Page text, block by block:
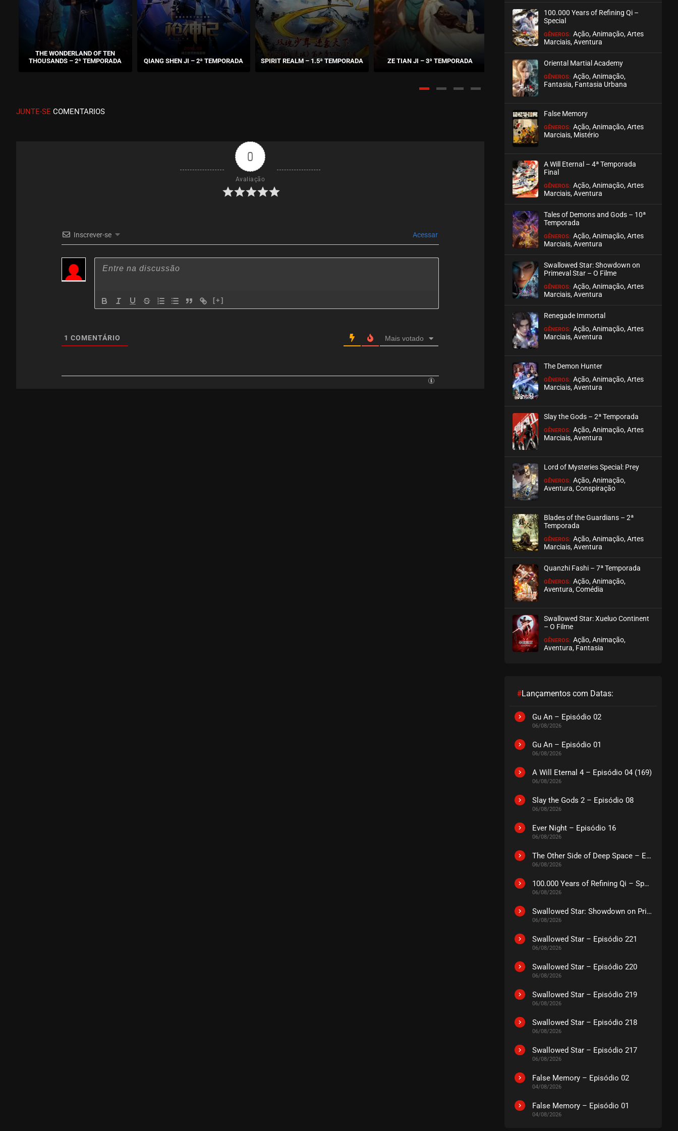
ASSISTIDO
ASSISTIDO
EPISÓDIO 54
ASSISTIDO
ASSISTIDO
ASSISTIDO
EPISÓDIO 51
ASSISTIDO
EPISÓDIO 50
EPISÓDIO 49
EPISÓDIO 44
ASSISTIDO
EPISÓDIO 39
ASSISTIDO
EPISÓDIO 38
EPISÓDIO 37
maio 09, 2024
maio 01, 2024
EPISÓDIO 33
THE WONDERLAND OF TEN
THOUSANDS – 2ª TEMPORADA
QIANG SHEN JI – 2ª TEMPORADA SPIRIT REALM – 1.5ª TEMPORADA ZE TIAN JI – 3ª TEMPORADA YANG YAO THE SPIRIT CATCHER
JUNTE-SE COMENTARIOS
0
Avaliação
Inscrever-se Acessar
[+]
1 COMENTÁRIO Mais votado
100.000 Years of Refining Qi –
Special
GÊNEROS: Ação, Animação, Artes
Marciais, Aventura
Oriental Martial Academy
GÊNEROS: Ação, Animação,
Fantasia, Fantasia Urbana
False Memory
GÊNEROS: Ação, Animação, Artes
Marciais, Mistério
A Will Eternal – 4ª Temporada
Final
GÊNEROS: Ação, Animação, Artes
Marciais, Aventura
Tales of Demons and Gods – 10ª
Temporada
GÊNEROS: Ação, Animação, Artes
Marciais, Aventura
Swallowed Star: Showdown on
Primeval Star – O Filme
GÊNEROS: Ação, Animação, Artes
Marciais, Aventura
Renegade Immortal
GÊNEROS: Ação, Animação, Artes
Marciais, Aventura
The Demon Hunter
GÊNEROS: Ação, Animação, Artes
Marciais, Aventura
Slay the Gods – 2ª Temporada
GÊNEROS: Ação, Animação, Artes
Marciais, Aventura
Lord of Mysteries Special: Prey
GÊNEROS: Ação, Animação,
Aventura, Conspiração
Blades of the Guardians – 2ª
Temporada
GÊNEROS: Ação, Animação, Artes
Marciais, Aventura
Quanzhi Fashi – 7ª Temporada
GÊNEROS: Ação, Animação,
Aventura, Comédia
Swallowed Star: Xueluo Continent
– O Filme
GÊNEROS: Ação, Animação,
Aventura, Fantasia
#Lançamentos com Datas:
Gu An – Episódio 02
06/08/2026
Gu An – Episódio 01
06/08/2026
A Will Eternal 4 – Episódio 04 (169)
06/08/2026
Slay the Gods 2 – Episódio 08
06/08/2026
Ever Night – Episódio 16
06/08/2026
The Other Side of Deep Space – Episódio 14
06/08/2026
100.000 Years of Refining Qi – Special
06/08/2026
Swallowed Star: Showdown on Primeval Star – O Filme
06/08/2026
Swallowed Star – Episódio 221
06/08/2026
Swallowed Star – Episódio 220
06/08/2026
Swallowed Star – Episódio 219
06/08/2026
Swallowed Star – Episódio 218
06/08/2026
Swallowed Star – Episódio 217
06/08/2026
False Memory – Episódio 02
04/08/2026
False Memory – Episódio 01
04/08/2026